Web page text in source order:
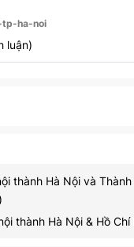
tp-ha-noi
luận)
thành Hà Nội và Thành
thành Hà Nội & Hồ Chí